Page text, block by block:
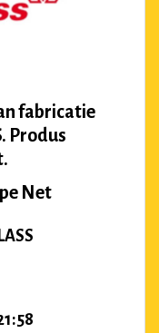
fabricatie
Produs
Net